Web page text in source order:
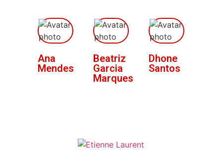
Ana
Mendes
Beatriz
Garcia
Marques
Dhone
Santos